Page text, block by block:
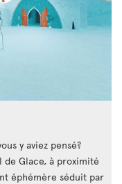
y aviez pensé?
de Glace, à proximité
éphémère séduit par